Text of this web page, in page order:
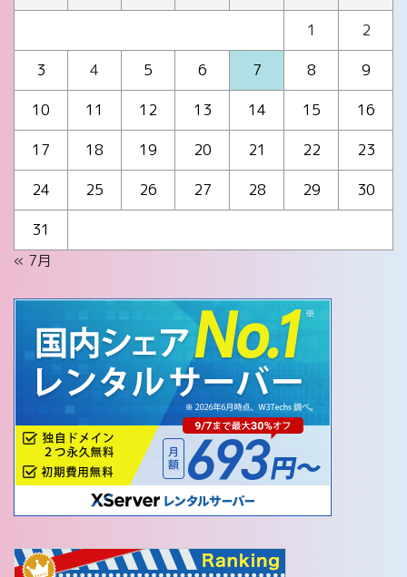
1
2
3
4 5 6 7 8
9
10
11 12 13 14 15
16
17
18 19 20 21 22
23
24
25 26 27 28 29
30
31
« 7月